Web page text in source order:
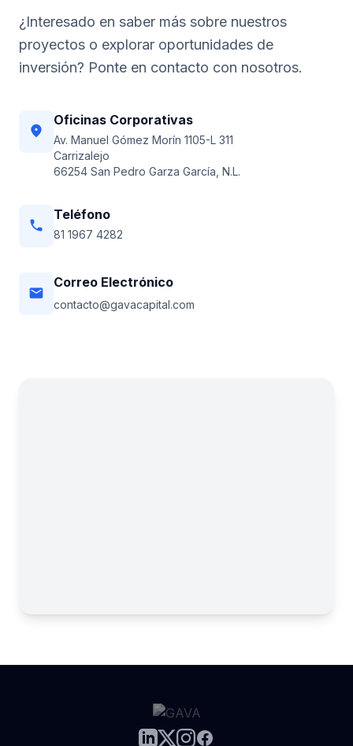
¿Interesado en saber más sobre nuestros
proyectos o explorar oportunidades de
inversión? Ponte en contacto con nosotros.
location_on
Oficinas Corporativas
Av. Manuel Gómez Morín 1105-L 311
Carrizalejo
66254 San Pedro Garza García, N.L.
phone
Teléfono
81 1967 4282
email
Correo Electrónico
contacto@gavacapital.com